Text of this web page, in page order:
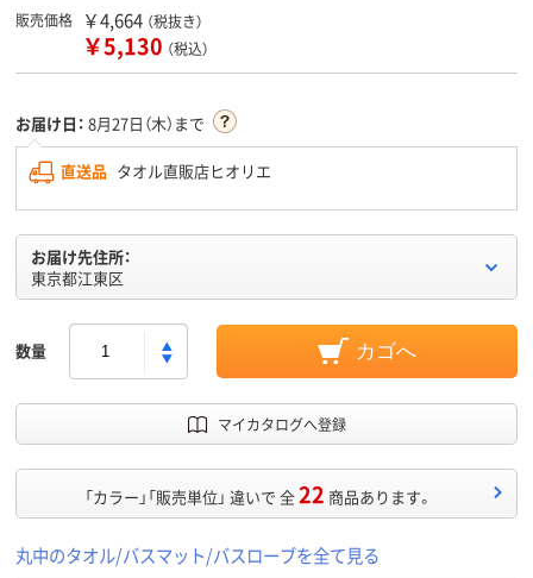
販売価格 ￥4,664 （税抜き）
￥5,130 （税込）
お届け日： 8月27日（木）まで
直送品 タオル直販店ヒオリエ
お届け先住所：
東京都江東区
数量 カゴへ
マイカタログへ登録
「カラー」「販売単位」 違いで 全22 商品あります。
丸中のタオル/バスマット/バスローブを全て見る